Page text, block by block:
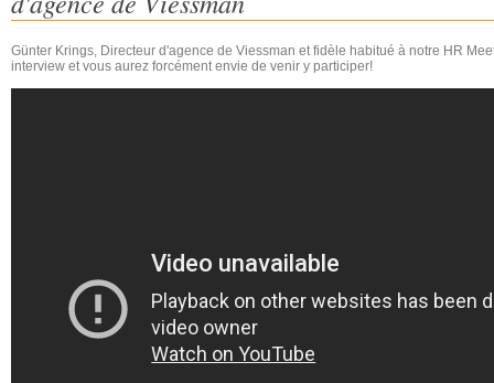
Günter Krings, Directeur d'agence de Viessman et fidèle habitué à notre HR
interview et vous aurez forcément envie de venir y participer!